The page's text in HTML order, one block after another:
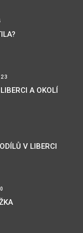
A OKOLÍ
V LIBERCI